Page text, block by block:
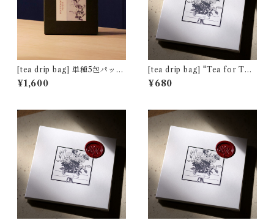
[tea drip bag] 単種5包パック
アッサム マンガラム茶園 [非
水百花譜デザイン]
¥1,600
[tea drip bag] "Tea for Tw
o" クオリティ キャンディ [通
常パッケージ]
¥680